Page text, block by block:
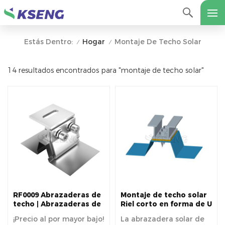
Estás Dentro: / Hogar / Montaje De Techo Solar
14 resultados encontrados para "montaje de techo solar"
RF0009 Abrazaderas de
techo | Abrazaderas de
costura alzada
¡Precio al por mayor bajo!
Montaje de techo solar
Riel corto en forma de U
La abrazadera solar de